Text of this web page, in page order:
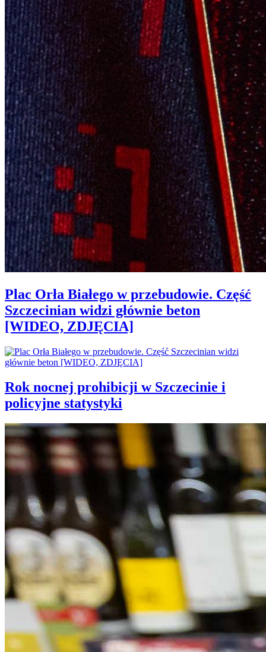
Plac Orła Białego w przebudowie. Część
Szczecinian widzi głównie beton
[WIDEO, ZDJĘCIA]
Rok nocnej prohibicji w Szczecinie i
policyjne statystyki